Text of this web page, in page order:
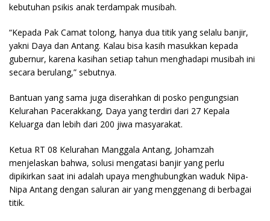
kebutuhan psikis anak terdampak musibah.
“Kepada Pak Camat tolong, hanya dua titik yang selalu banjir,
yakni Daya dan Antang. Kalau bisa kasih masukkan kepada
gubernur, karena kasihan setiap tahun menghadapi musibah ini
secara berulang,” sebutnya.
Bantuan yang sama juga diserahkan di posko pengungsian
Kelurahan Pacerakkang, Daya yang terdiri dari 27 Kepala
Keluarga dan lebih dari 200 jiwa masyarakat.
Ketua RT 08 Kelurahan Manggala Antang, Johamzah
menjelaskan bahwa, solusi mengatasi banjir yang perlu
dipikirkan saat ini adalah upaya menghubungkan waduk Nipa-
Nipa Antang dengan saluran air yang menggenang di berbagai
titik.